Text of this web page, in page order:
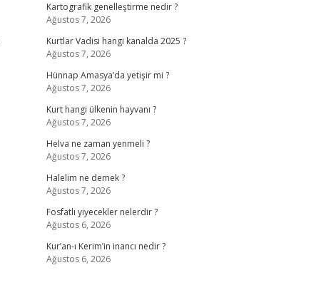
Kartografik genelleştirme nedir ?
Ağustos 7, 2026
Kurtlar Vadisi hangi kanalda 2025 ?
Ağustos 7, 2026
Hünnap Amasya’da yetişir mi ?
Ağustos 7, 2026
Kurt hangi ülkenin hayvanı ?
Ağustos 7, 2026
Helva ne zaman yenmeli ?
Ağustos 7, 2026
Halelim ne demek ?
Ağustos 7, 2026
Fosfatlı yiyecekler nelerdir ?
Ağustos 6, 2026
Kur’an-ı Kerim’in inancı nedir ?
Ağustos 6, 2026